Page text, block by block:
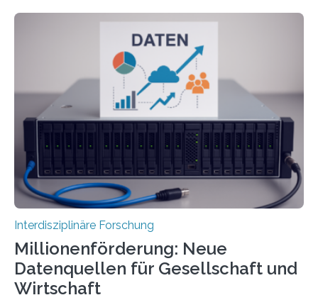
immaterielle Dimension der Antike und die zentrale
Rolle von Düften für die Identitätsbildung, die
Erinnerungskultur sowie den interkulturellen Austausch
im Mittelmeerraum der Eisenzeit. Zum ersten Mal hat
ein interdisziplinäres Forscherteam eine umfassende
Analyse der Herstellung, Technologie und Inhalte von
51 keramischen Ölgefäßen aus der phönizischen
Siedlung Mozia auf…
Interdisziplinäre Forschung
Millionenförderung: Neue
Datenquellen für Gesellschaft und
Wirtschaft